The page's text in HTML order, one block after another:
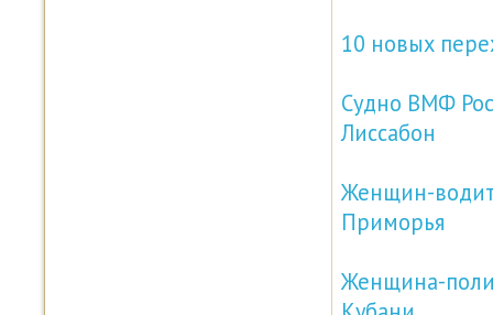
10 новых
Судно ВМФ
Лиссабон
Женщин-
Приморья
Женщина-